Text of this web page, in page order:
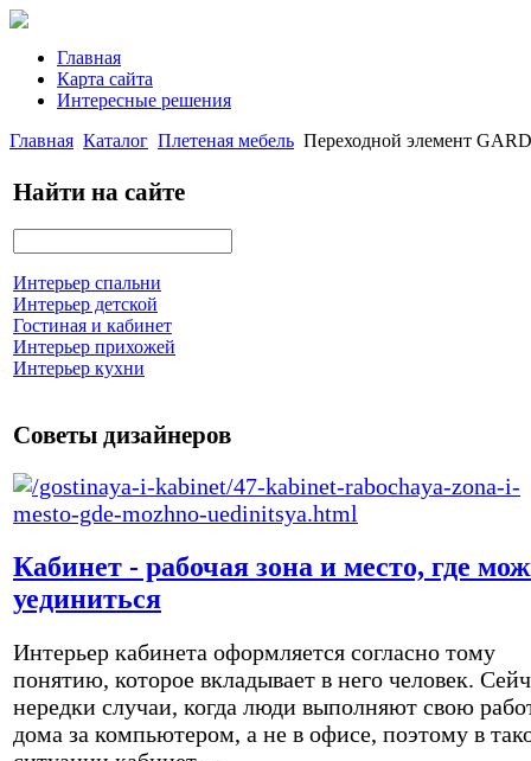
Главная
Карта сайта
Интересные решения
Главная Каталог Плетеная мебель Переходной элемент
Найти на сайте
Интерьер спальни
Интерьер детской
Гостиная и кабинет
Интерьер прихожей
Интерьер кухни
Советы дизайнеров
Кабинет - рабочая зона и место, где
уединиться
Интерьер кабинета оформляется согласно тому
понятию, которое вкладывает в него человек.
нередки случаи, когда люди выполняют свою
дома за компьютером, а не в офисе, поэтому в